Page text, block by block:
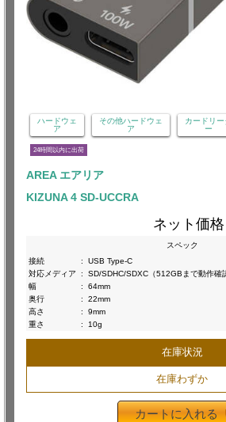
ハードウェ
ア
その他ハードウェ
ア
カードリー
ー
24時間以内に出荷
AREA エアリア
KIZUNA 4 SD-UCCRA
ネット価格
スペック
接続
:
USB Type-C
対応メディア
:
SD/SDHC/SDXC（512GBまで動作確
幅
:
64mm
奥行
:
22mm
高さ
:
9mm
重さ
: 10g
在庫状況
在庫わずか
カートに入れる